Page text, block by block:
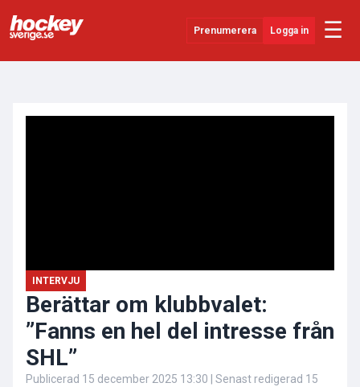
Prenumerera Logga in ☰
INTERVJU
Berättar om klubbvalet:
”Fanns en hel del intresse från
SHL”
Publicerad 15 december 2025 13:30 | Senast redigerad 15